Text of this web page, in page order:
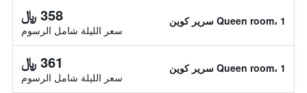
Queen room، 1 سرير كوين 358 ﷼
سعر الليلة شامل الرسوم
Queen room، 1 سرير كوين 361 ﷼
سعر الليلة شامل الرسوم